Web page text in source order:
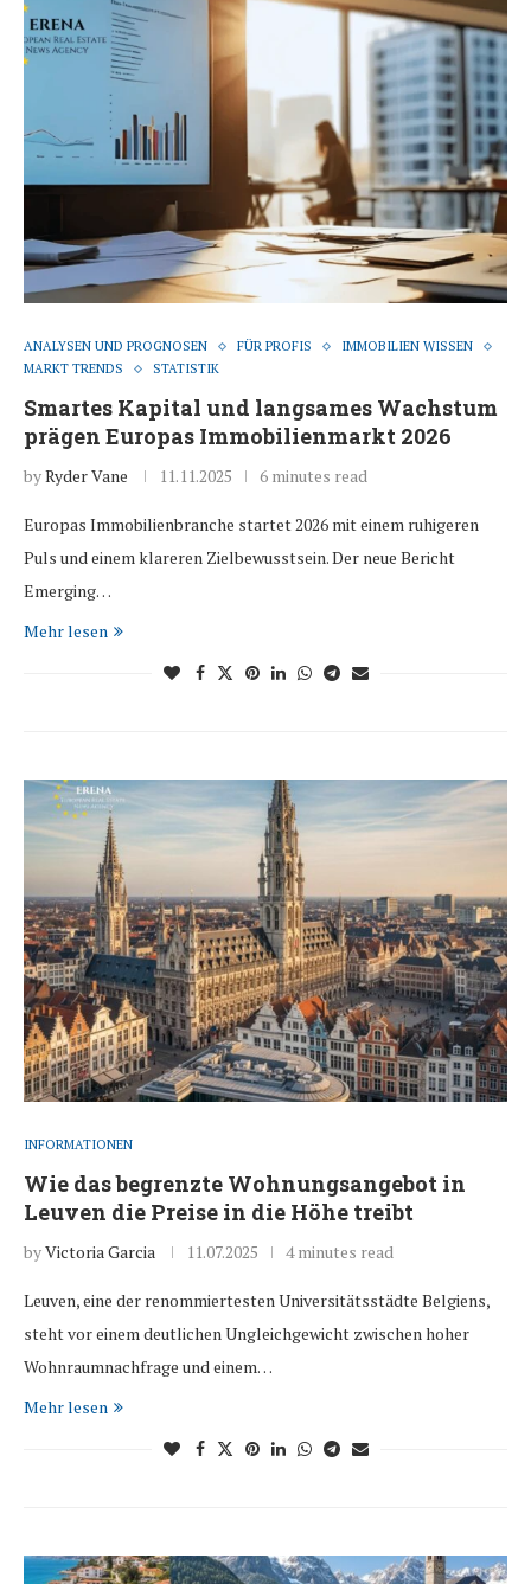
ANALYSEN UND PROGNOSEN FÜR PROFIS
IMMOBILIEN WISSEN
MARKT TRENDS
STATISTIK
Smartes Kapital und langsames Wachstum
prägen Europas Immobilienmarkt 2026
byRyder Vane 11.11.2025 6 minutes read
Europas Immobilienbranche startet 2026 mit einem ruhigeren
Puls und einem klareren Zielbewusstsein. Der neue Bericht
Emerging…
Mehr lesen
INFORMATIONEN
Wie das begrenzte Wohnungsangebot in
Leuven die Preise in die Höhe treibt
byVictoria Garcia 11.07.2025 4 minutes read
Leuven, eine der renommiertesten Universitätsstädte Belgiens,
steht vor einem deutlichen Ungleichgewicht zwischen hoher
Wohnraumnachfrage und einem…
Mehr lesen